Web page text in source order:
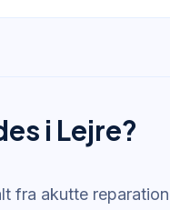
i Lejre?
fra akutte